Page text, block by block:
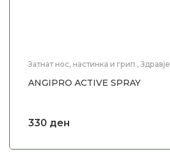
Затнат нос, настинка и грип , Здравје
ANGIPRO ACTIVE SPRAY
330 ден